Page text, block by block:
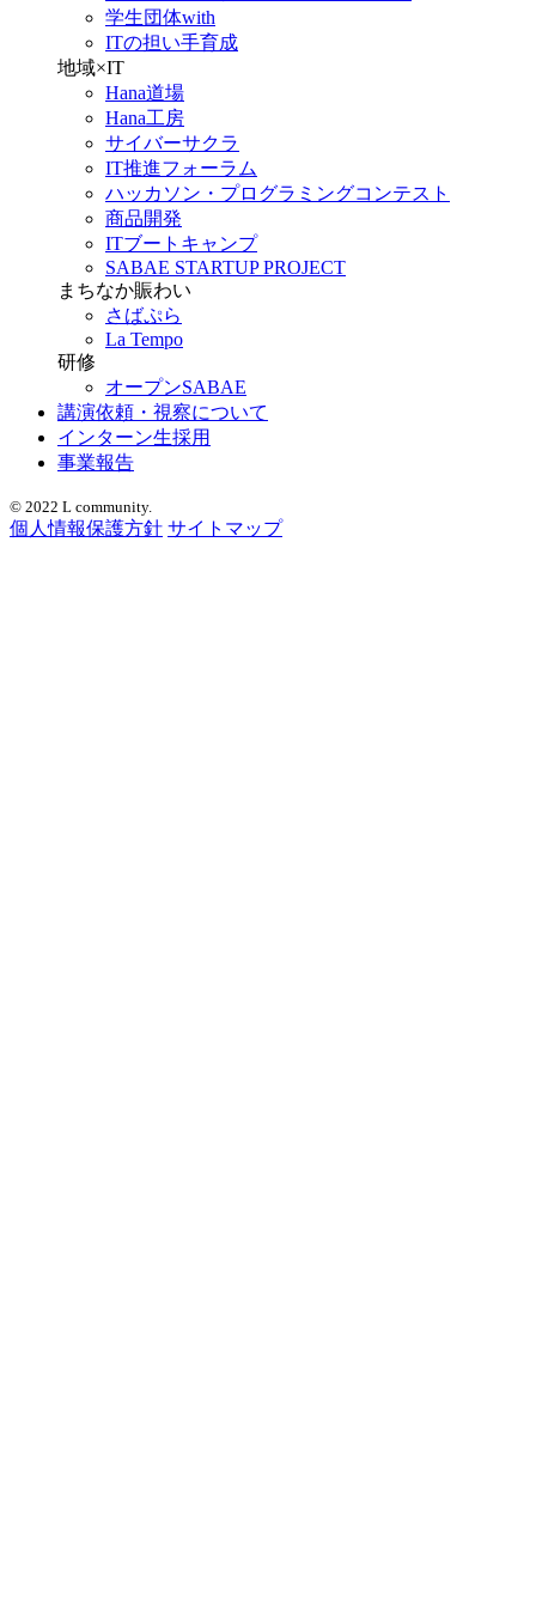
学生団体with
ITの担い手育成
地域×IT
Hana道場
Hana工房
サイバーサクラ
IT推進フォーラム
ハッカソン・プログラミングコンテスト
商品開発
ITブートキャンプ
SABAE STARTUP PROJECT
まちなか賑わい
さばぷら
La Tempo
研修
オープンSABAE
講演依頼・視察について
インターン生採用
事業報告
© 2022 L community.
個人情報保護方針 サイトマップ